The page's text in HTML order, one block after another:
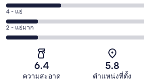
เลิศ
29
จาก
-
ดี
19
จาก
6
-
พอใช้
29
คะแนน
4
-
4 - แย่
คะแนน
2
2 - แย่มาก
6.4
ความสะอาด
5.8
ตำแหน่งที่ตั้ง